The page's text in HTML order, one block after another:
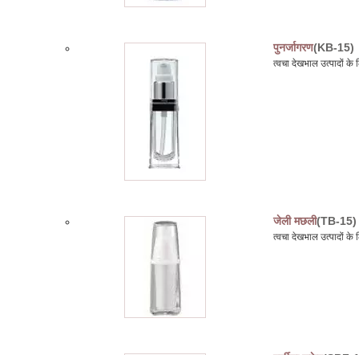
पुनर्जागरण(KB-15)
त्वचा देखभाल उत्पादों के
जेली मछली(TB-15)
त्वचा देखभाल उत्पादों के